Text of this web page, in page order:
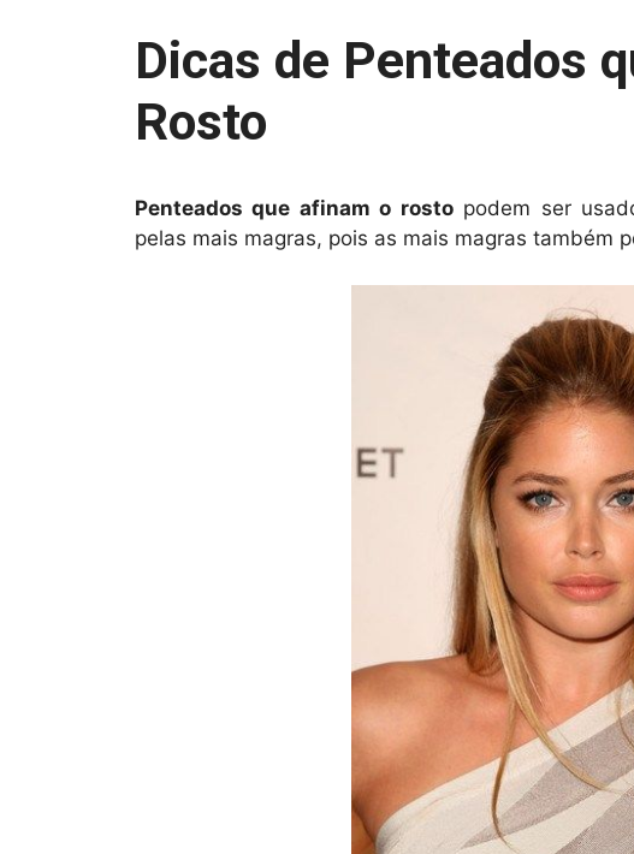
Dicas de Penteados
Rosto
Penteados que afinam o rostopodem ser
pelas mais magras, pois as mais magras também